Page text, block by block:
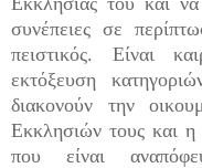
συνέπειες σε
πειστικός. Είναι
εκτόξευση
διακονούν την
Εκκλησιών τους και
που είναι